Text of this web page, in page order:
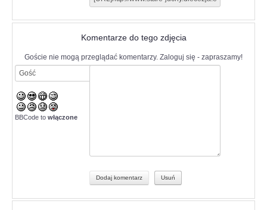
Komentarze do tego zdjęcia
Goście nie mogą przeglądać komentarzy. Zaloguj się - zapraszamy!
BBCode to włączone